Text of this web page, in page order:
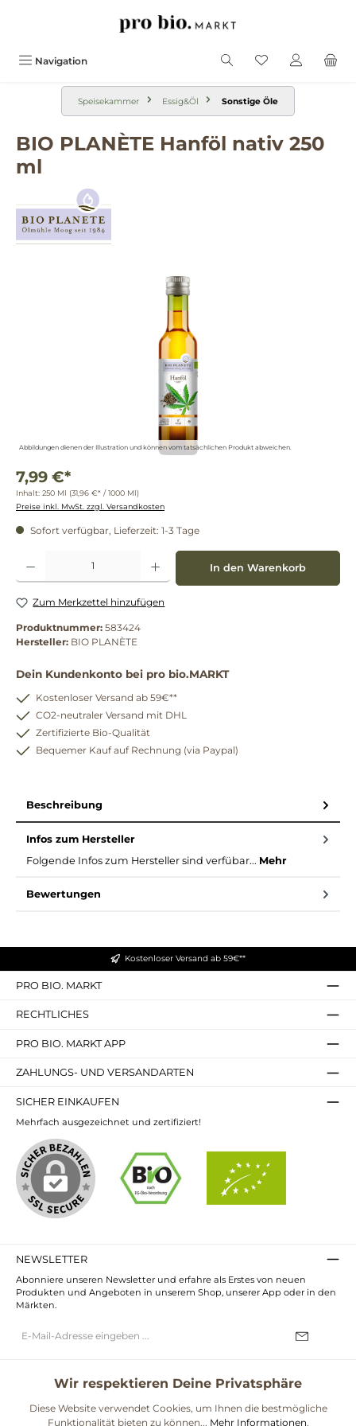
Navigation
Speisekammer Essig&Öl Sonstige Öle
BIO PLANÈTE Hanföl nativ 250
ml
Abbildungen dienen der Illustration und können vom tatsächlichen Produkt abweichen.
7,99 €*
Inhalt: 250 Ml (31,96 €* / 1000 Ml)
Preise inkl. MwSt. zzgl. Versandkosten
Sofort verfügbar, Lieferzeit: 1-3 Tage
Produkt Anzahl: Gib den gewünschten Wert ein oder benutze die Schaltflächen um
In den Warenkorb
Zum Merkzettel hinzufügen
Produktnummer: 583424
Hersteller: BIO PLANÈTE
Dein Kundenkonto bei pro bio.MARKT
Kostenloser Versand ab 59€**
CO2-neutraler Versand mit DHL
Zertifizierte Bio-Qualität
Bequemer Kauf auf Rechnung (via Paypal)
Beschreibung
Infos zum Hersteller
Folgende Infos zum Hersteller sind verfübar... Mehr
Bewertungen
Kostenloser Versand ab 59€**
PRO BIO. MARKT
RECHTLICHES
PRO BIO. MARKT APP
ZAHLUNGS- UND VERSANDARTEN
SICHER EINKAUFEN
Mehrfach ausgezeichnet und zertifiziert!
NEWSLETTER
Abonniere unseren Newsletter und erfahre als Erstes von neuen
Produkten und Angeboten in unserem Shop, unserer App oder in den
Märkten.
Mail-
UNSERE COMMUNITIES
Wir respektieren Deine Privatsphäre
Diese Website verwendet Cookies, um Ihnen die bestmögliche
Funktionalität bieten zu können... Mehr Informationen.